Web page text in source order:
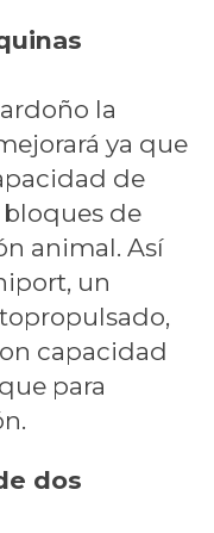
la
ya que
de
de
animal. Así
un
capacidad
para
dos